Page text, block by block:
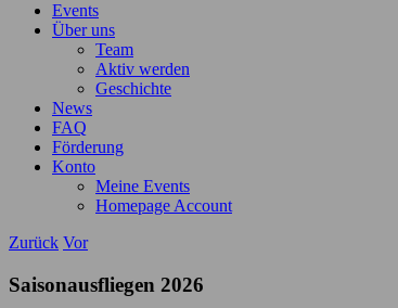
Events
Über uns
Team
Aktiv werden
Geschichte
News
FAQ
Förderung
Konto
Meine Events
Homepage Account
Zurück Vor
Saisonausfliegen 2026